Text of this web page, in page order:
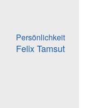
Persönlichkeit
Felix Tamsut